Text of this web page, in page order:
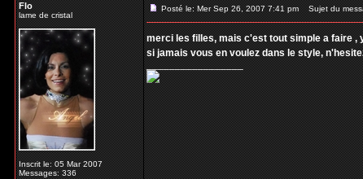
Flo
lame de cristal
Inscrit le: 05 Mar 2007
Messages: 336
Posté le: Mer Sep 26, 2007 7:41 pm Sujet du
merci les filles, mais c'est tout simple a faire
si jamais vous en voulez dans le style,
_________________